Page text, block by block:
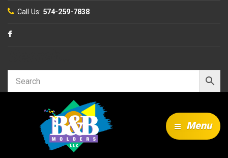
Call Us: 574-259-7838
Menu